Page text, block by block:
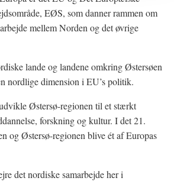
EØS, som danner rammen om
mellem Norden og det øvrige
lande og landene omkring Østersøen
nordlige dimension i EU’s politik.
Østersø-regionen til et stærkt
forskning og kultur. I det 21.
og Østersø-regionen blive ét af Europas
det nordiske samarbejde her i